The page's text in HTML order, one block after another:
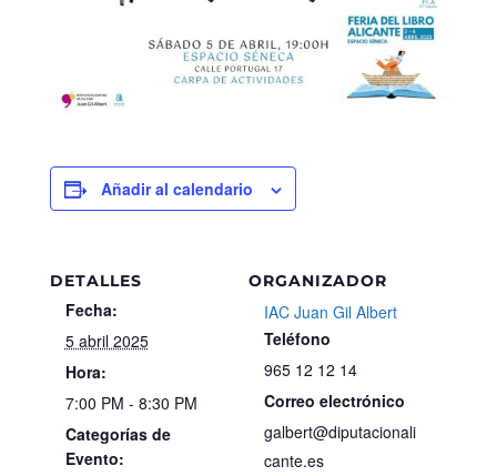
Añadir al calendario
DETALLES
Fecha:
5 abril 2025
Hora:
7:00 PM - 8:30 PM
Categorías de
Evento:
ORGANIZADOR
IAC Juan Gil Albert
Teléfono
965 12 12 14
Correo electrónico
galbert@diputacionali
cante.es